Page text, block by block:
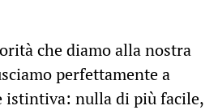
che diamo alla nostra
perfettamente a
istintiva: nulla di più facile,